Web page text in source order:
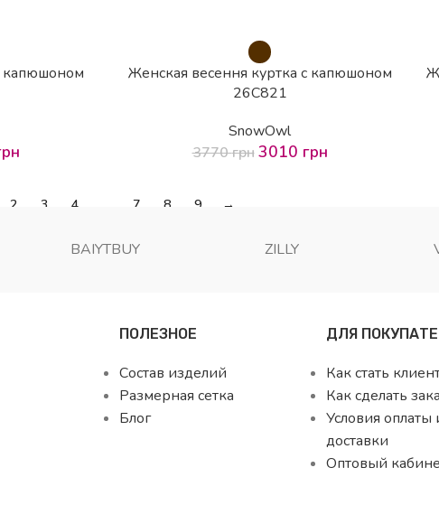
капюшоном
Женская весення куртка с капюшоном
26С821
SnowOwl
3770грн 3010 грн
2 3 4 7 8 9 →
BAIYTBUY ZILLY
ПОЛЕЗНОЕ
Состав изделий
Размерная сетка
Блог
ДЛЯ
Как стать
Как сделать
Условия оплаты
доставки
Оптовый